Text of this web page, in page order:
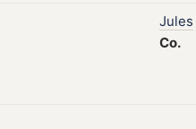
Jules
Co.